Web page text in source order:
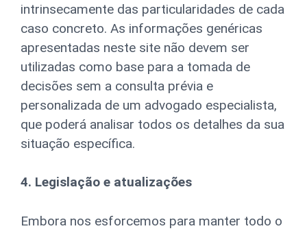
intrinsecamente das particularidades de cada
caso concreto. As informações genéricas
apresentadas neste site não devem ser
utilizadas como base para a tomada de
decisões sem a consulta prévia e
personalizada de um advogado especialista,
que poderá analisar todos os detalhes da sua
situação específica.
4. Legislação e atualizações
Embora nos esforcemos para manter todo o